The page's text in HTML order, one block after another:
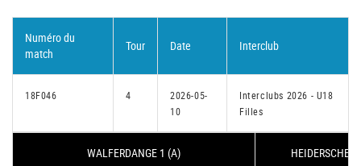
Numéro du
match
Tour Date Interclub
18F046 4
2026-05-
10
Interclubs 2026 - U18
Filles
WALFERDANGE 1 (A)